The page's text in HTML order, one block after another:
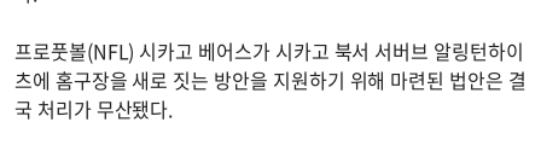
프로풋볼(NFL) 시카고 베어스가 시카고 북서 서버브 알링턴하이
츠에 홈구장을 새로 짓는 방안을 지원하기 위해 마련된 법안은 결
국 처리가 무산됐다.